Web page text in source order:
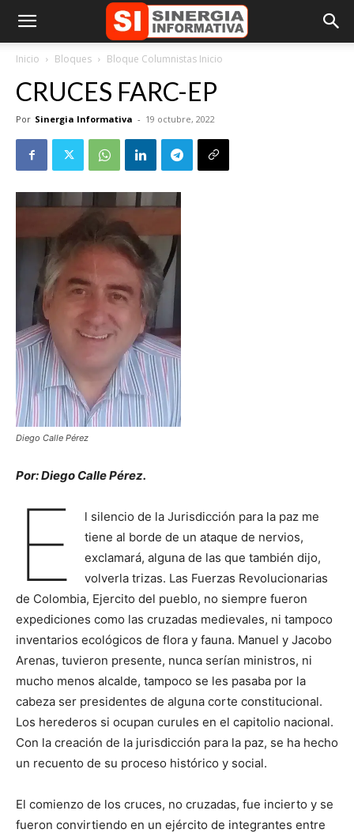
Inicio Bloques Bloque Columnistas Inicio
CRUCES FARC-EP
Por Sinergia Informativa - 19 octubre, 2022
Diego Calle Pérez
Por: Diego Calle Pérez.
E
l silencio de la Jurisdicción para la paz me
tiene al borde de un ataque de nervios,
exclamará, alguna de las que también dijo,
volverla trizas. Las Fuerzas Revolucionarias
de Colombia, Ejercito del pueblo, no siempre fueron
expediciones como las cruzadas medievales, ni tampoco
inventarios ecológicos de flora y fauna. Manuel y Jacobo
Arenas, tuvieron presente, nunca serían ministros, ni
mucho menos alcalde, tampoco se les pasaba por la
cabeza ser presidentes de alguna corte constitucional.
Los herederos si ocupan curules en el capitolio nacional.
Con la creación de la jurisdicción para la paz, se ha hecho
un recuento de su proceso histórico y social.
El comienzo de los cruces, no cruzadas, fue incierto y se
fueron convirtiendo en un ejército de integrantes entre